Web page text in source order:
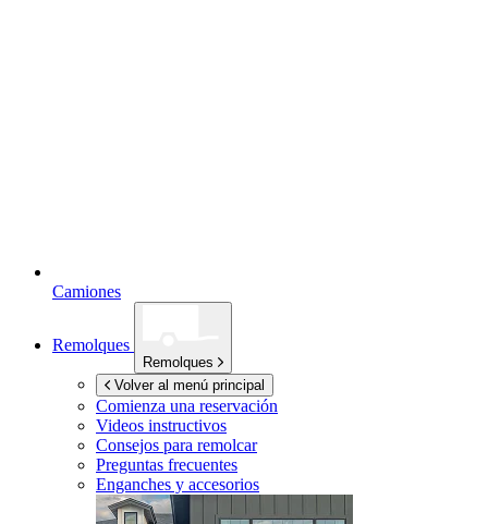
Camiones
Remolques
Remolques
Volver al menú principal
Comienza una reservación
Videos instructivos
Consejos para remolcar
Preguntas frecuentes
Enganches y accesorios